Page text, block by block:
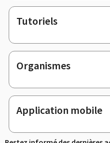
Tutoriels
Organismes
Application mobile